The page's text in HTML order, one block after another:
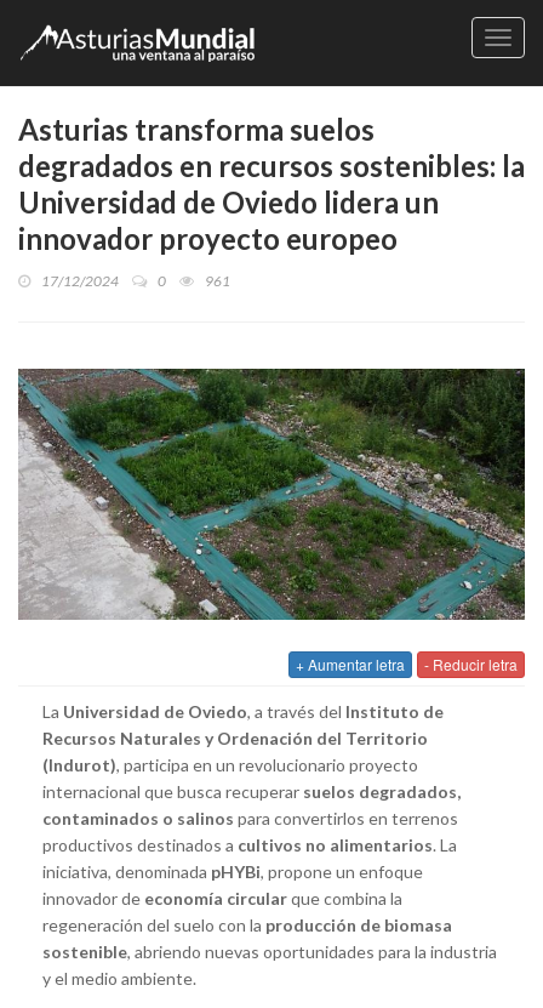
Asturias transforma suelos
degradados en recursos sostenibles: la
Universidad de Oviedo lidera un
innovador proyecto europeo
17/12/2024 0 961
+ Aumentar letra - Reducir letra
La Universidad de Oviedo, a través del Instituto de
Recursos Naturales y Ordenación del Territorio
(Indurot), participa en un revolucionario proyecto
internacional que busca recuperar suelos degradados,
contaminados o salinos para convertirlos en terrenos
productivos destinados a cultivos no alimentarios. La
iniciativa, denominada pHYBi, propone un enfoque
innovador de economía circularque combina la
regeneración del suelo con la producción de biomasa
sostenible, abriendo nuevas oportunidades para la industria
y el medio ambiente.